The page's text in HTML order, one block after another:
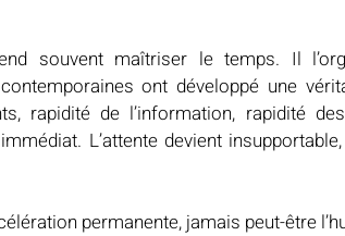
souvent maîtriser le temps. Il
ont développé une
rapidité de l’information, rapidité
L’attente devient
permanente, jamais peut-être